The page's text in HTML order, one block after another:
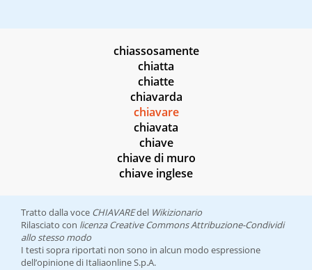
chiassosamente
chiatta
chiatte
chiavarda
chiavare
chiavata
chiave
chiave di muro
chiave inglese
Tratto dalla voce CHIAVAREdel Wikizionario
Rilasciato con licenza Creative Commons Attribuzione-Condividi
allo stesso modo
I testi sopra riportati non sono in alcun modo espressione
dell’opinione di Italiaonline S.p.A.